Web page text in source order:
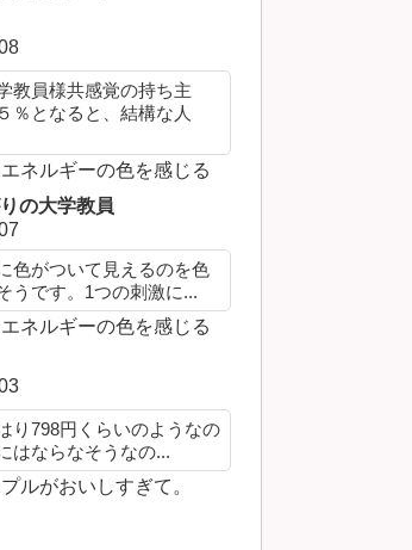
教員様共感覚の持ち主
％となると、結構な人
ネルギーの色を感じる
の大学教員
色がついて見えるのを色
うです。1つの刺激に...
ネルギーの色を感じる
り798円くらいのようなの
はならなそうなの...
ルがおいしすぎて。